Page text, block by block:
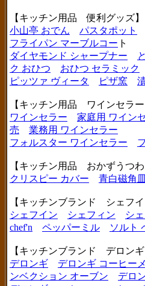
【キッチン用品 便利グッズ】
小山亭 おでん
パスタポット
フライパン マーブルコー ト
ダイヤモンド シャープナー
ク おひつ
おひつ セラミック
ピッツァ ヴィータ
ピザ窯
【キッチン用品 ワインセラー
ワインセラー
家庭用 ワイン
売
業務用 ワインセラー
フォルスター ワインセラー
【キッチン用品 おかずうつわ
クリスピー カバー
青白磁角皿
【キッチンブランド シェフイ
シェフイン
シェフィン シ
chef'n
ペッパーミル ソルト
【キッチンブランド デロンギ
デロンギ
デロンギ コーヒー
ンベクション オーブン
デロ